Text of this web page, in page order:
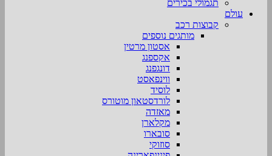
תגמולי בכירים
עולם
קבוצות רכב
מותגים נוספים
אסטון מרטין
אקספנג
דונגפנג
ווינפאסט
לוסיד
לורדסטאון מוטורס
מאזדה
מקלארן
סובארו
סוזוקי